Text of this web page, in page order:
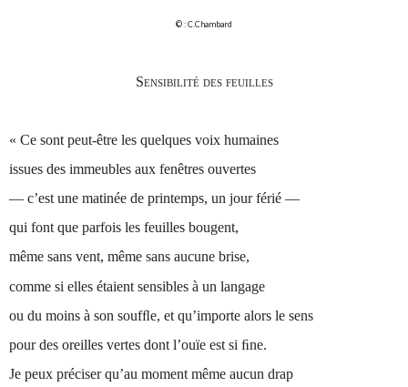
© : C.Chambard
Sensibilité des feuilles
« Ce sont peut-être les quelques voix humaines
issues des immeubles aux fenêtres ouvertes
— c’est une matinée de printemps, un jour férié —
qui font que parfois les feuilles bougent,
même sans vent, même sans aucune brise,
comme si elles étaient sensibles à un langage
ou du moins à son soufﬂe, et qu’importe alors le sens
pour des oreilles vertes dont l’ouïe est si ﬁne.
Je peux préciser qu’au moment même aucun drap